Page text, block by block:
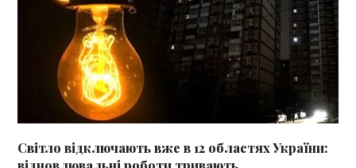
Світло відключають вже в 12 областях України: